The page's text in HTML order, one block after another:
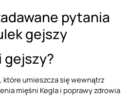
pytania
gejszy
gejszy?
które umieszcza się wewnątrz
mięśni Kegla i poprawy zdrowia